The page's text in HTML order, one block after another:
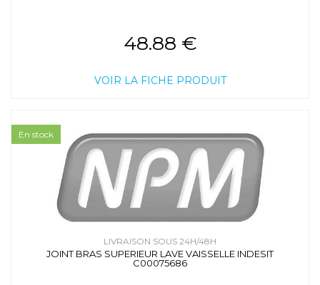
48.88 €
VOIR LA FICHE PRODUIT
LIVRAISON SOUS 24H/48H
JOINT BRAS SUPERIEUR LAVE VAISSELLE INDESIT
C00075686
En stock